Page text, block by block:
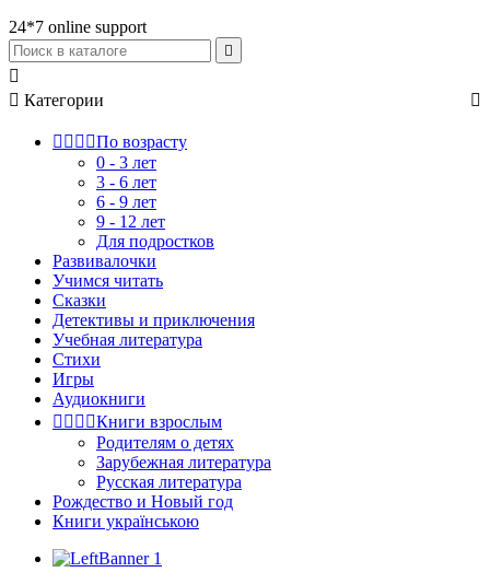
24*7 online support


 Категории 
   По возрасту
0 - 3 лет
3 - 6 лет
6 - 9 лет
9 - 12 лет
Для подростков
Развивалочки
Учимся читать
Сказки
Детективы и приключения
Учебная литература
Стихи
Игры
Аудиокниги
   Книги взрослым
Родителям о детях
Зарубежная литература
Русская литература
Рождество и Новый год
Книги українською